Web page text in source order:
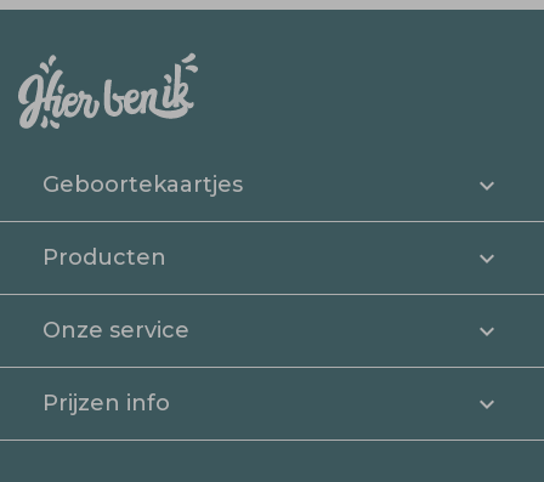
Geboortekaartjes
Producten
Onze service
Prijzen info